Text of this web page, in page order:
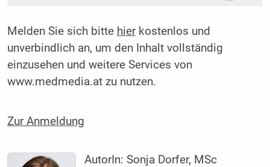
Melden Sie sich bitte hierkostenlos und
unverbindlich an, um den Inhalt vollständig
einzusehen und weitere Services von
www.medmedia.at zu nutzen.
Zur Anmeldung
AutorIn:Sonja Dorfer, MSc